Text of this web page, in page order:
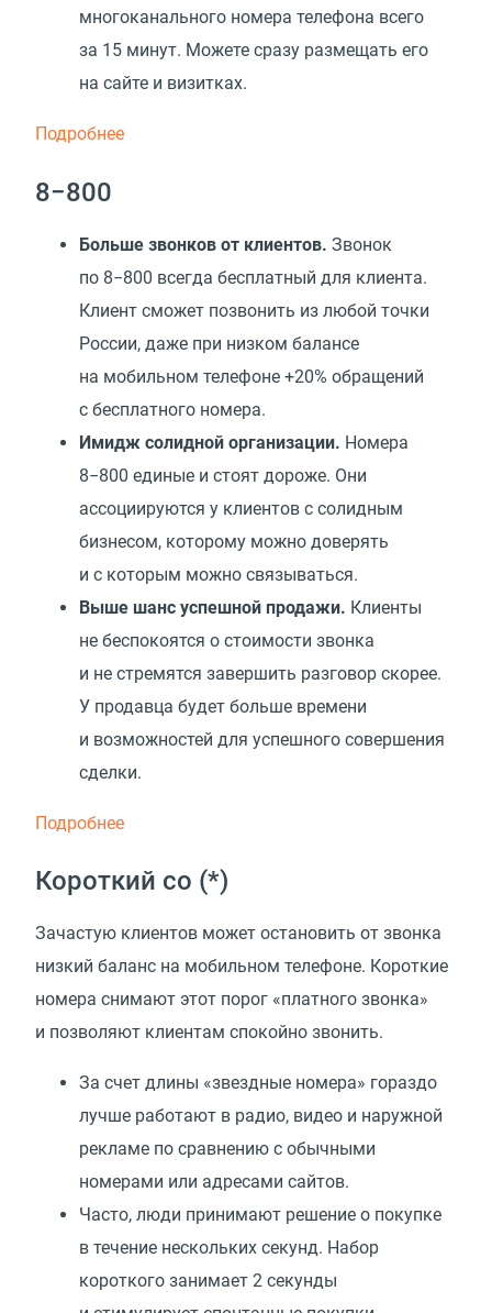
многоканального номера телефона всего
за 15 минут. Можете сразу размещать его
на сайте и визитках.
Подробнее
8−800
Больше звонков от клиентов. Звонок
по 8−800 всегда бесплатный для клиента.
Клиент сможет позвонить из любой точки
России, даже при низком балансе
на мобильном телефоне +20% обращений
с бесплатного номера.
Имидж солидной организации. Номера
8−800 единые и стоят дороже. Они
ассоциируются у клиентов с солидным
бизнесом, которому можно доверять
и с которым можно связываться.
Выше шанс успешной продажи. Клиенты
не беспокоятся о стоимости звонка
и не стремятся завершить разговор скорее.
У продавца будет больше времени
и возможностей для успешного совершения
сделки.
Подробнее
Короткий со (*)
Зачастую клиентов может остановить от звонка
низкий баланс на мобильном телефоне. Короткие
номера снимают этот порог «платного звонка»
и позволяют клиентам спокойно звонить.
За счет длины «звездные номера» гораздо
лучше работают в радио, видео и наружной
рекламе по сравнению с обычными
номерами или адресами сайтов.
Часто, люди принимают решение о покупке
в течение нескольких секунд. Набор
короткого занимает 2 секунды